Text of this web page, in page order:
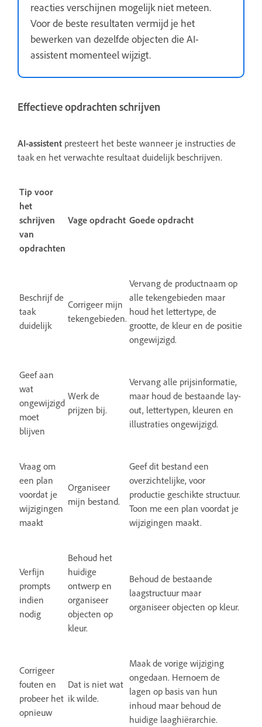
reacties verschijnen mogelijk niet meteen.
Voor de beste resultaten vermijd je het
bewerken van dezelfde objecten die AI-
assistent momenteel wijzigt.
Effectieve opdrachten schrijven
AI-assistent presteert het beste wanneer je instructies de
taak en het verwachte resultaat duidelijk beschrijven.
Tip voor
het
schrijven
van
opdrachten
Vage opdracht Goede opdracht
Beschrijf de
taak
duidelijk
Corrigeer mijn
tekengebieden.
Vervang de productnaam op
alle tekengebieden maar
houd het lettertype, de
grootte, de kleur en de positie
ongewijzigd.
Geef aan
wat
ongewijzigd
moet
blijven
Werk de
prijzen bij.
Vervang alle prijsinformatie,
maar houd de bestaande lay-
out, lettertypen, kleuren en
illustraties ongewijzigd.
Vraag om
een plan
voordat je
wijzigingen
maakt
Organiseer
mijn bestand.
Geef dit bestand een
overzichtelijke, voor
productie geschikte structuur.
Toon me een plan voordat je
wijzigingen maakt.
Verfijn
prompts
indien
nodig
Behoud het
huidige
ontwerp en
organiseer
objecten op
kleur.
Behoud de bestaande
laagstructuur maar
organiseer objecten op kleur.
Corrigeer
fouten en
probeer het
opnieuw
Dat is niet wat
ik wilde.
Maak de vorige wijziging
ongedaan. Hernoem de
lagen op basis van hun
inhoud maar behoud de
huidige laaghiërarchie.